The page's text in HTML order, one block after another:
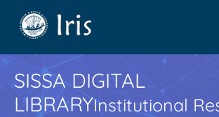
SISSA DIGITAL
LIBRARYInstitutional